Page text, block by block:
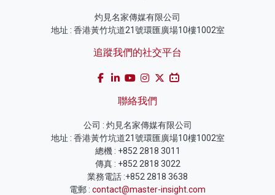
灼見名家傳媒有限公司
地址 : 香港黃竹坑道21號環匯廣場10樓1002室
追蹤我們的社交平台
聯絡我們
公司 : 灼見名家傳媒有限公司
地址 : 香港黃竹坑道21號環匯廣場10樓1002室
總機 : +852 2818 3011
傳真 : +852 2818 3022
業務電話 :+852 2818 3638
電郵 : contact@master-insight.com